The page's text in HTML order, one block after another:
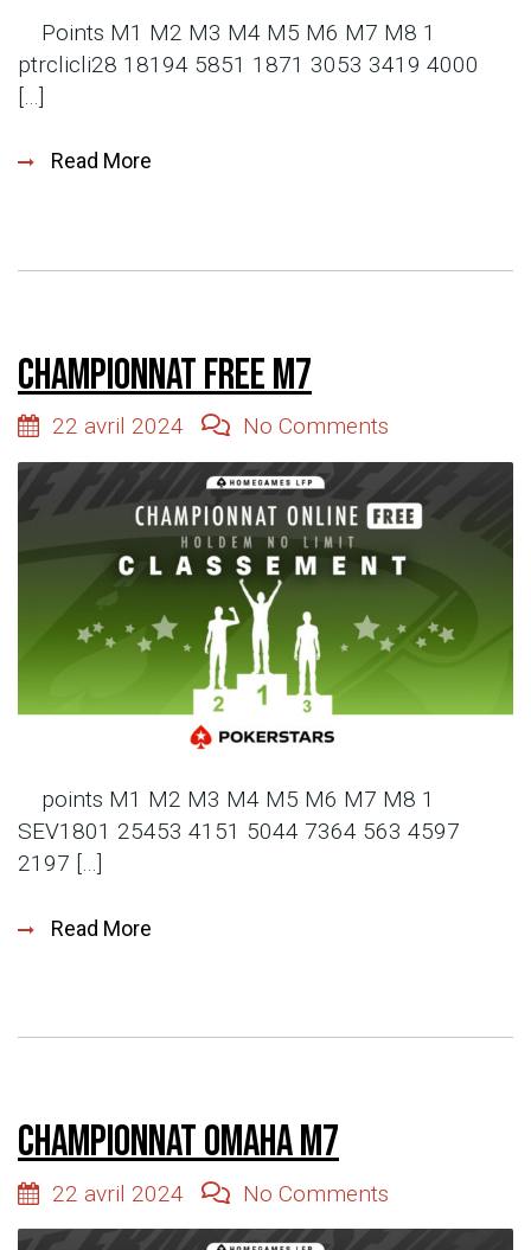
Points M1 M2 M3 M4 M5 M6 M7 M8 1
ptrclicli28 18194 5851 1871 3053 3419 4000
[…]
Read More
Championnat Free M7
22 avril 2024 No Comments
points M1 M2 M3 M4 M5 M6 M7 M8 1
SEV1801 25453 4151 5044 7364 563 4597
2197 […]
Read More
Championnat Omaha M7
22 avril 2024 No Comments